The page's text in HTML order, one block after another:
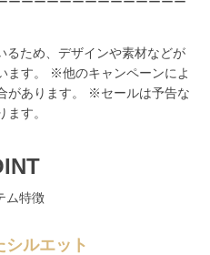
ため、デザインや素材などが
ます。 ※他のキャンペーンによ
があります。 ※セールは予告な
す。
ム特徴
シルエット